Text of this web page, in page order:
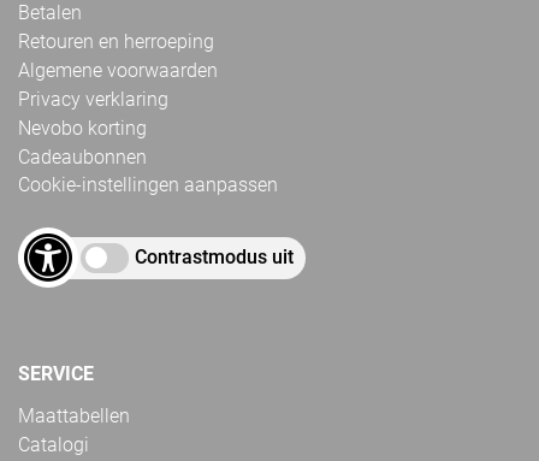
Betalen
Retouren en herroeping
Algemene voorwaarden
Privacy verklaring
Nevobo korting
Cadeaubonnen
Cookie-instellingen aanpassen
Contrastmodus uit
SERVICE
Maattabellen
Catalogi